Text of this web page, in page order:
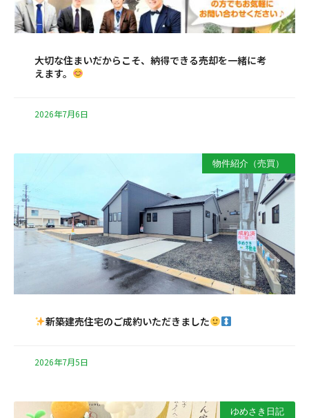
大切な住まいだからこそ、納得できる売却を一緒に考
えます。
2026年7月6日
物件紹介（売買）
新築建売住宅のご成約いただきました
2026年7月5日
ゆめさき日記